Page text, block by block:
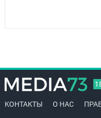
КОНТАКТЫ О НАС